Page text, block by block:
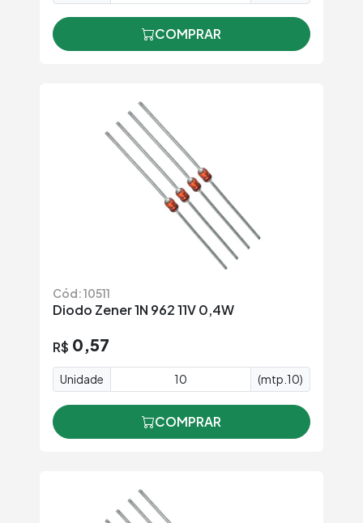
COMPRAR
Cód: 10511
Diodo Zener 1N 962 11V 0,4W
R$ 0,57
Unidade (mtp.10)
COMPRAR